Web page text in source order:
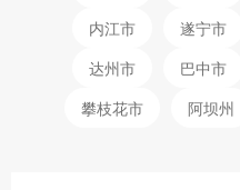
内江市
遂宁市
达州市
巴中市
攀枝花市
阿坝州